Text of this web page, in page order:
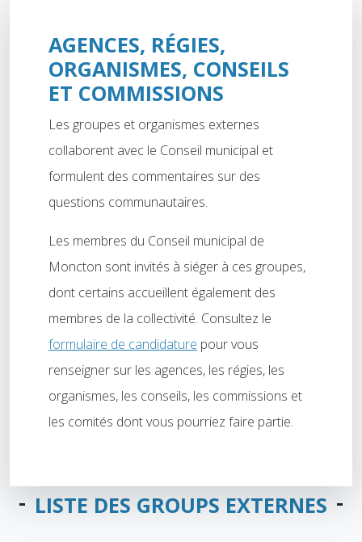
AGENCES, RÉGIES,
ORGANISMES, CONSEILS
ET COMMISSIONS
Les groupes et organismes externes
collaborent avec le Conseil municipal et
formulent des commentaires sur des
questions communautaires.
Les membres du Conseil municipal de
Moncton sont invités à siéger à ces groupes,
dont certains accueillent également des
membres de la collectivité. Consultez le
formulaire de candidature pour vous
renseigner sur les agences, les régies, les
organismes, les conseils, les commissions et
les comités dont vous pourriez faire partie.
LISTE DES GROUPS EXTERNES